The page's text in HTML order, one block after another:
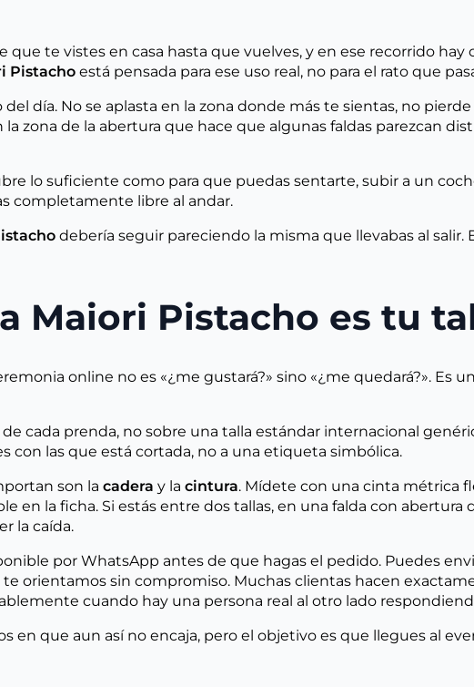
te vistes en casa hasta que vuelves, y en ese recorrido hay
Pistacho está pensada para ese uso real, no para el rato que
día. No se aplasta en la zona donde más te sientas, no
zona de la abertura que hace que algunas faldas parezcan
lo suficiente como para que puedas sentarte, subir a un
completamente libre al andar.
debería seguir pareciendo la misma que llevabas al salir.
Maiori Pistacho es tu
online no es «¿me gustará?» sino «¿me quedará?». Es
cada prenda, no sobre una talla estándar internacional
con las que está cortada, no a una etiqueta simbólica.
son la cadera y la cintura. Mídete con una cinta métrica
en la ficha. Si estás entre dos tallas, en una falda con abertura
la caída.
por WhatsApp antes de que hagas el pedido. Puedes
orientamos sin compromiso. Muchas clientas hacen
cuando hay una persona real al otro lado
en que aun así no encaja, pero el objetivo es que llegues al